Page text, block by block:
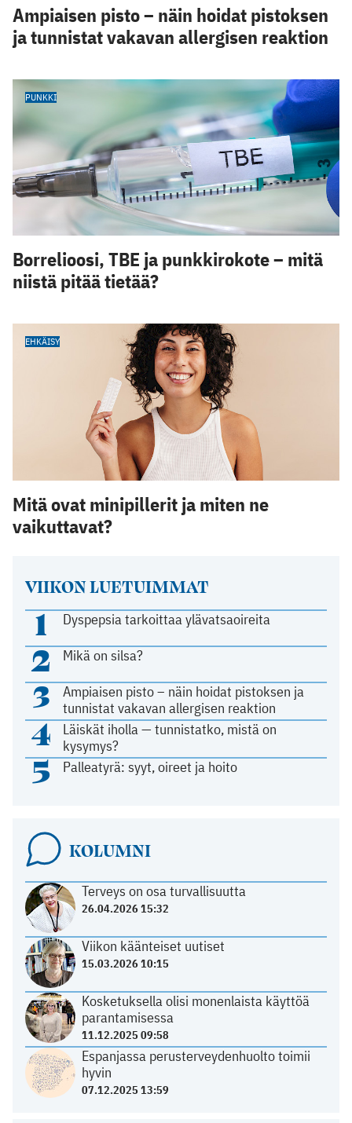
VIIKON LUETUIMMAT
1 Dyspepsia tarkoittaa ylävatsaoireita
2 Mikä on silsa?
3
Ampiaisen pisto – näin hoidat pistoksen ja
tunnistat vakavan allergisen reaktion
4
Läiskät iholla — tunnistatko, mistä on
kysymys?
5 Palleatyrä: syyt, oireet ja hoito
KOLUMNI
Terveys on osa turvallisuutta
26.04.2026 15:32
Viikon käänteiset uutiset
15.03.2026 10:15
Kosketuksella olisi monenlaista käyttöä
parantamisessa
11.12.2025 09:58
Espanjassa perusterveydenhuolto toimii
hyvin
07.12.2025 13:59
Ampiaisen pisto – näin hoidat pistoksen
ja tunnistat vakavan allergisen reaktion
PUNKKI
Borrelioosi, TBE ja punkkirokote – mitä
niistä pitää tietää?
EHKÄISY
Mitä ovat minipillerit ja miten ne
vaikuttavat?